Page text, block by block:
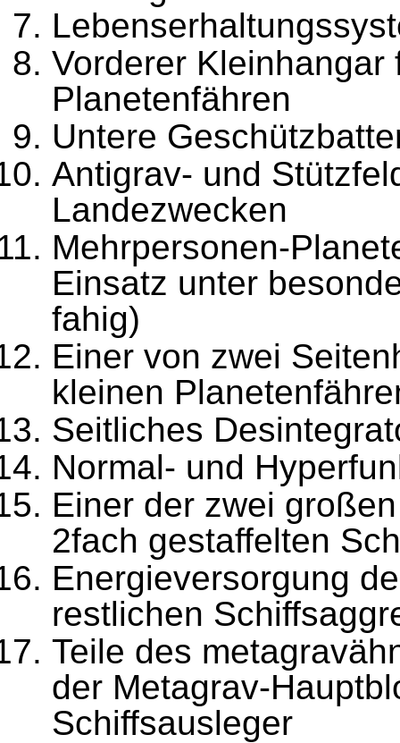
Vorderer
Planetenfähren
Untere
Antigrav- und
Landezwecken
Mehrpersonen-
Einsatz unter
fahig)
Einer von zwei
kleinen
Seitliches
Normal- und
Einer der zwei
2fach gestaffelten
Energieversorgung
restlichen
Teile des
der Metagrav-
Schiffsausleger